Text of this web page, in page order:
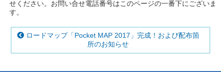
せください。お問い合せ電話番号はこのページの一番下にございま
す。
ロードマップ「Pocket MAP 2017」完成！および配布箇
所のお知らせ